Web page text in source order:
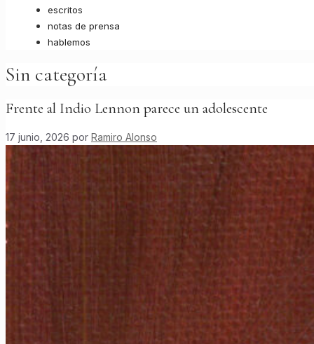
escritos
notas de prensa
hablemos
Sin categoría
Frente al Indio Lennon parece un adolescente
17 junio, 2026 por Ramiro Alonso